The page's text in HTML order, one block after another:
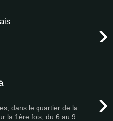
›
›
dans le quartier de la
la 1ère fois, du 6 au 9